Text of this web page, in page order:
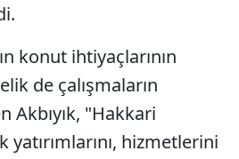
konut ihtiyaçlarının
de çalışmaların
Akbıyık, "Hakkari
hizmetlerini